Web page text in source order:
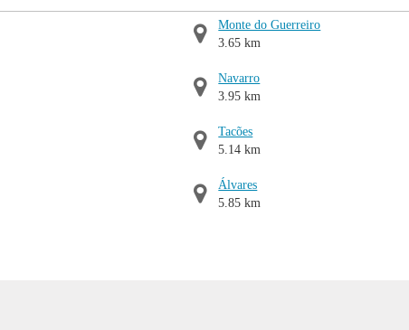
Monte do Guerreiro
3.65 km
Navarro
3.95 km
Tacões
5.14 km
Álvares
5.85 km